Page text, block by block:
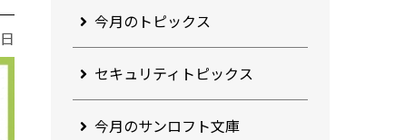
今月のトピックス
セキュリティトピックス
今月のサンロフト文庫